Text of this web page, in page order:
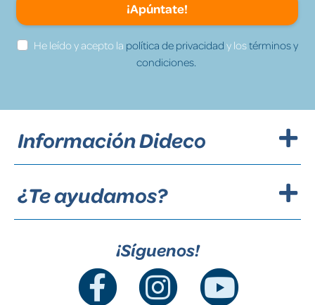
¡Apúntate!
He leído y acepto la política de privacidad y lostérminos y
condiciones.
Información Dideco
¿Te ayudamos?
¡Síguenos!